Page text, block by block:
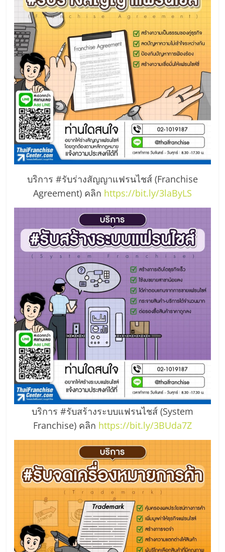
ไว,
ที่
ปรึกษา
การ
ลงทุน
และ
ขยาย
สา
ขา
แฟ
รน
ไชส์,
ศูนย์
รวม
แฟ
รน
พร้อม
ทำเล
สำหรับ
บริการ #รับร่างสัญญาแฟรนไชส์ (Franchise
Agreement) คลิก https://bit.ly/3laByLS
บริการ #รับสร้างระบบแฟรนไชส์ (System
Franchise) คลิก https://bit.ly/3BUda7Z